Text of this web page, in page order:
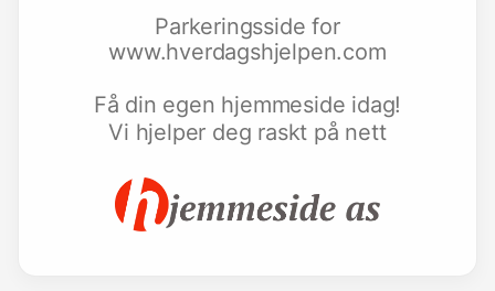
Parkeringsside for
www.hverdagshjelpen.com
Få din egen hjemmeside idag!
Vi hjelper deg raskt på nett